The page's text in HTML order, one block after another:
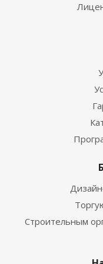
Строительным